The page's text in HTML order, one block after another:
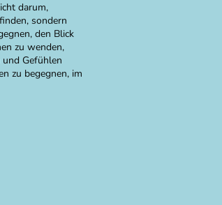
darum,
sondern
den Blick
zu wenden,
und Gefühlen
zu begegnen, im